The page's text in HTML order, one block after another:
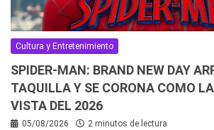
Cultura y Entretenimiento
SPIDER-MAN: BRAND NEW DAY
TAQUILLA Y SE CORONA COMO
VISTA DEL 2026
05/08/2026 2 minutos de lectura